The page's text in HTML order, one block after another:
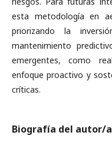
esta metodología en
priorizando la
mantenimiento
emergentes, como
enfoque proactivo y
críticas.
Biografía del autor/a